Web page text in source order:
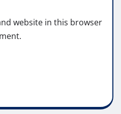
website in this browser